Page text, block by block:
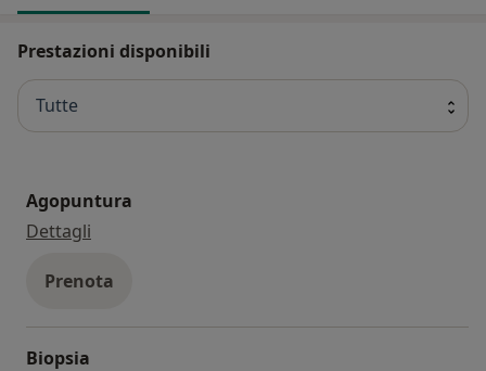
Prestazioni disponibili
Tutte
Agopuntura
Dettagli
Prenota
Biopsia